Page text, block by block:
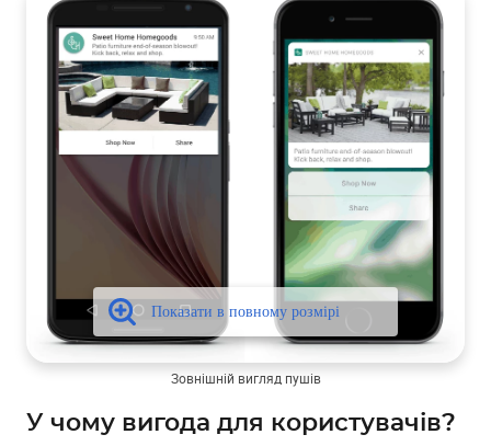
Зовнішній вигляд пушів
У чому вигода для користувачів?